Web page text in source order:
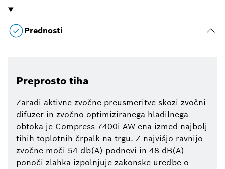
Prednosti
Preprosto tiha
Zaradi aktivne zvočne preusmeritve skozi zvočni
difuzer in zvočno optimiziranega hladilnega
obtoka je Compress 7400i AW ena izmed najbolj
tihih toplotnih črpalk na trgu. Z najvišjo ravnijo
zvočne moči 54 db(A) podnevi in 48 dB(A)
ponoči zlahka izpolnjuje zakonske uredbe o